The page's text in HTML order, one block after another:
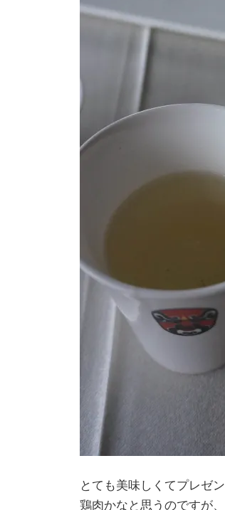
とても美味しくてプレゼ
鶏肉かなと思うのですが